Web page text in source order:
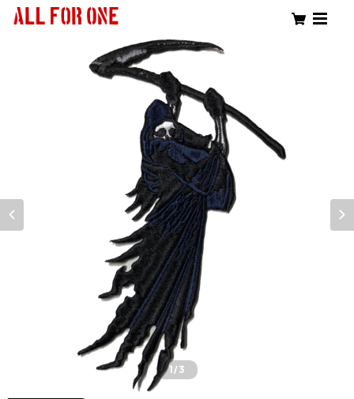
1/3